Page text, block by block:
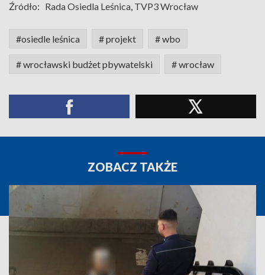
Źródło: Rada Osiedla Leśnica, TVP3 Wrocław
#osiedle leśnica # projekt # wbo
# wrocławski budżet pbywatelski # wrocław
ZOBACZ TAKŻE